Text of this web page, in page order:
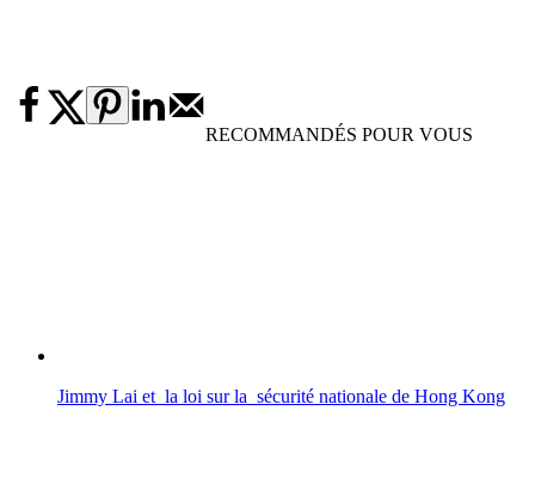
RECOMMANDÉS POUR VOUS
Jimmy Lai et la loi sur la sécurité nationale de Hong Kong